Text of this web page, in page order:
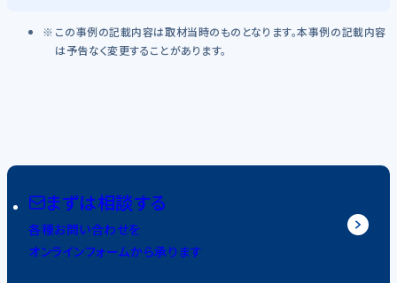
この事例の記載内容は取材当時のものとなります。本事例の記載内容
は予告なく変更することがあります。
まずは相談する
各種お問い合わせを
オンラインフォームから承ります